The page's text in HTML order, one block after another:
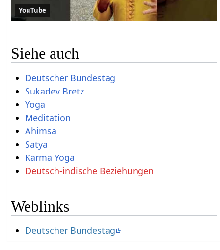
YouTube
Siehe auch
Deutscher Bundestag
Sukadev Bretz
Yoga
Meditation
Ahimsa
Satya
Karma Yoga
Deutsch-indische Beziehungen
Weblinks
Deutscher Bundestag